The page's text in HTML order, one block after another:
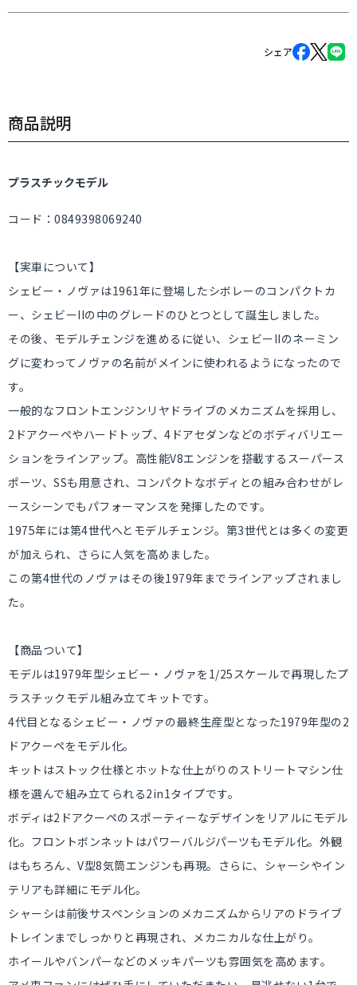
シェア
商品説明
プラスチックモデル
コード：0849398069240
【実車について】
シェビー・ノヴァは1961年に登場したシボレーのコンパクトカ
ー、シェビーIIの中のグレードのひとつとして誕生しました。
その後、モデルチェンジを進めるに従い、シェビーIIのネーミン
グに変わってノヴァの名前がメインに使われるようになったので
す。
一般的なフロントエンジンリヤドライブのメカニズムを採用し、
2ドアクーペやハードトップ、4ドアセダンなどのボディバリエー
ションをラインアップ。高性能V8エンジンを搭載するスーパース
ポーツ、SSも用意され、コンパクトなボディとの組み合わせがレ
ースシーンでもパフォーマンスを発揮したのです。
1975年には第4世代へとモデルチェンジ。第3世代とは多くの変更
が加えられ、さらに人気を高めました。
この第4世代のノヴァはその後1979年までラインアップされまし
た。
【商品ついて】
モデルは1979年型シェビー・ノヴァを1/25スケールで再現したプ
ラスチックモデル組み立てキットです。
4代目となるシェビー・ノヴァの最終生産型となった1979年型の2
ドアクーペをモデル化。
キットはストック仕様とホットな仕上がりのストリートマシン仕
様を選んで組み立てられる2in1タイプです。
ボディは2ドアクーペのスポーティーなデザインをリアルにモデル
化。フロントボンネットはパワーバルジパーツもモデル化。外観
はもちろん、V型8気筒エンジンも再現。さらに、シャーシやイン
テリアも詳細にモデル化。
シャーシは前後サスペンションのメカニズムからリアのドライブ
トレインまでしっかりと再現され、メカニカルな仕上がり。
ホイールやバンパーなどのメッキパーツも雰囲気を高めます。